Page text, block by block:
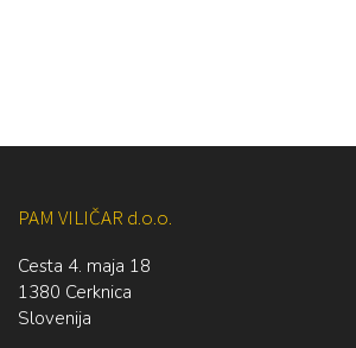
PAM VILIČAR d.o.o.
Cesta 4. maja 18
1380 Cerknica
Slovenija